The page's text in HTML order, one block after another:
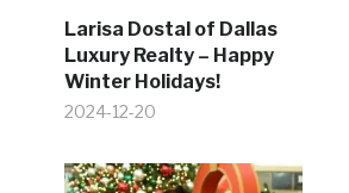
Larisa Dostal of Dallas
Luxury Realty – Happy
Winter Holidays!
2024-12-20